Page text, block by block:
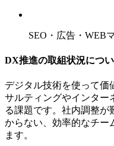
SEO・広告・WEB
DX推進の取組状況につ
デジタル技術を使って
サルティングやインター
る課題です。社内調整が
からない、効率的なチー
ます。